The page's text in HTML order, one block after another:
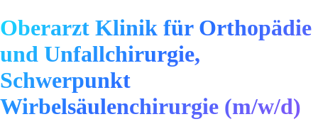
Oberarzt Klinik für Orthopädie
und Unfallchirurgie,
Schwerpunkt
Wirbelsäulenchirurgie (m/w/d)